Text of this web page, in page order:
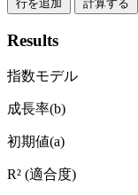
行を追加 計算する
Results
指数モデル
成長率(b)
初期値(a)
R² (適合度)